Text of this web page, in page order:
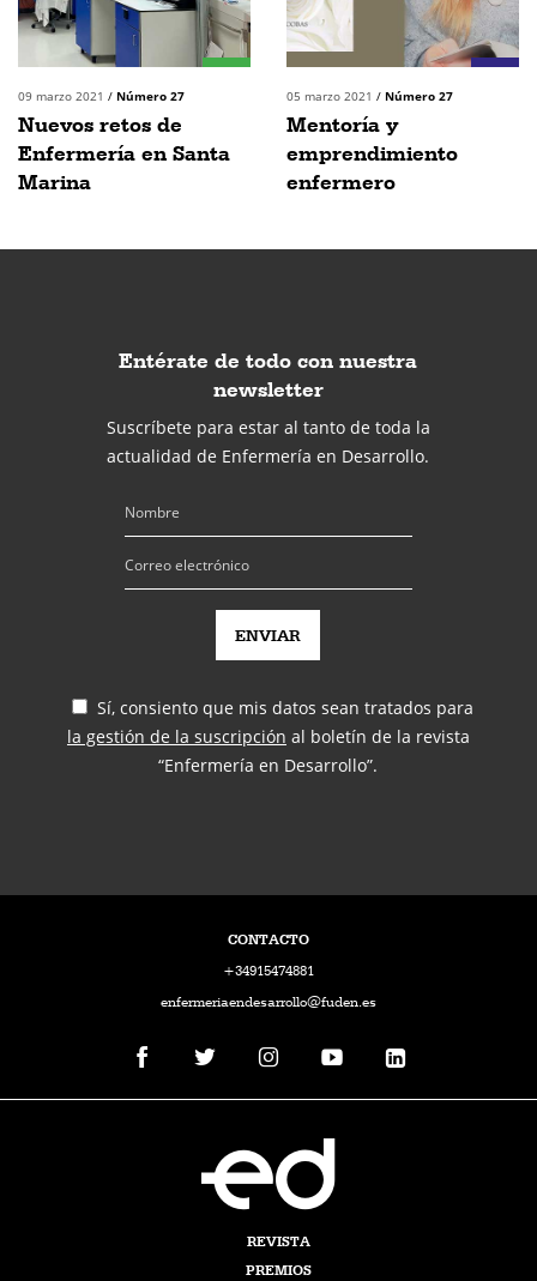
09 marzo 2021 / Número 27
Nuevos retos de
Enfermería en Santa
Marina
05 marzo 2021 / Número 27
Mentoría y
emprendimiento
enfermero
Entérate de todo con nuestra
newsletter
Suscríbete para estar al tanto de toda la
actualidad de Enfermería en Desarrollo.
Sí, consiento que mis datos sean tratados para
la gestión de la suscripción al boletín de la revista
“Enfermería en Desarrollo”.
CONTACTO
+34915474881
enfermeriaendesarrollo@fuden.es
REVISTA
PREMIOS